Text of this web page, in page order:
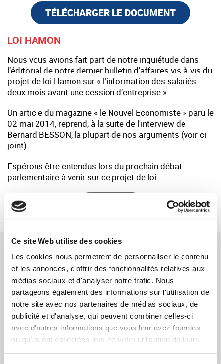
Ce site Web utilise des cookies
Les cookies nous permettent de personnaliser le contenu
et les annonces, d'offrir des fonctionnalités relatives aux
médias sociaux et d'analyser notre trafic. Nous
partageons également des informations sur l'utilisation de
notre site avec nos partenaires de médias sociaux, de
publicité et d'analyse, qui peuvent combiner celles-ci
avec d'autres informations que vous leur avez fournies
ou qu'ils ont collectées lors de votre utilisation de leurs
TÉLÉCHARGER LE DOCUMENT
LOI HAMON
Nous vous avions fait part de notre inquiétude dans
l’éditorial de notre dernier bulletin d’affaires vis-à-vis du
projet de loi Hamon sur « l’information des salariés
deux mois avant une cession d’entreprise ».
Un article du magazine « le Nouvel Economiste » paru le
02 mai 2014, reprend, à la suite de l'interview de
Bernard BESSON, la plupart de nos arguments (voir ci-
joint).
Espérons être entendus lors du prochain débat
parlementaire à venir sur ce projet de loi…
NOS ACTUALITÉS
Communiqué de presse cession DISTRIMAQ
23/02/2026 EN SAVOIR PLUS
Communiqué de cession DIDASCALIES
09/10/2025 EN SAVOIR PLUS
Communiqué de presse Cession Ets VERDUN